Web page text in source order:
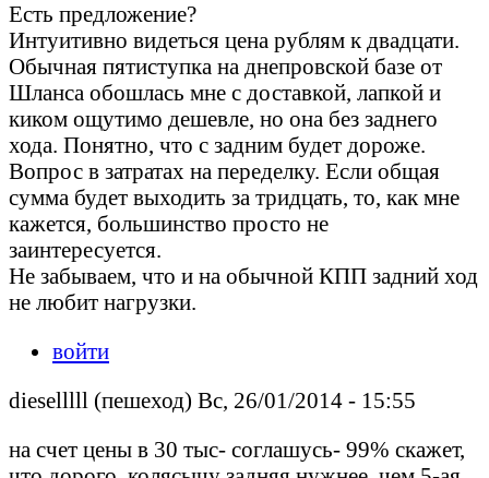
Есть предложение?
Интуитивно видеться цена рублям к двадцати.
Обычная пятиступка на днепровской базе от
Шланса обошлась мне с доставкой, лапкой и
киком ощутимо дешевле, но она без заднего
хода. Понятно, что с задним будет дороже.
Вопрос в затратах на переделку. Если общая
сумма будет выходить за тридцать, то, как мне
кажется, большинство просто не
заинтересуется.
Не забываем, что и на обычной КПП задний ход
не любит нагрузки.
войти
dieselllll (пешеход) Вс, 26/01/2014 - 15:55
на счет цены в 30 тыс- соглашусь- 99% скажет,